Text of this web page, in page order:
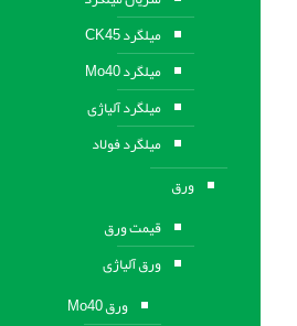
میلگرد CK45
میلگرد Mo40
میلگرد آلیاژی
میلگرد فولاد
ورق
قیمت ورق
ورق آلیاژی
ورق Mo40